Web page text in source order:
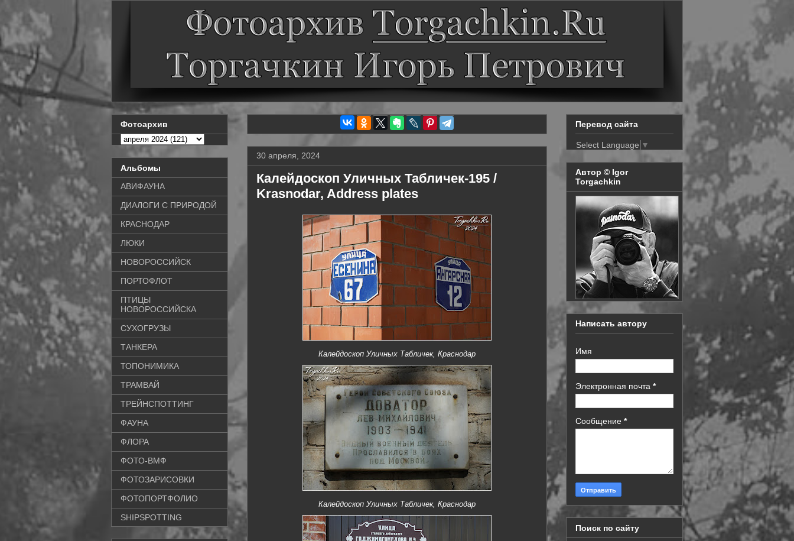
30 апреля, 2024
Калейдоскоп Уличных Табличек-195 /
Krasnodar, Address plates
Калейдоскоп Уличных Табличек, Краснодар
Калейдоскоп Уличных Табличек, Краснодар
Фотоархив
Альбомы
АВИФАУНА
ДИАЛОГИ С ПРИРОДОЙ
КРАСНОДАР
ЛЮКИ
НОВОРОССИЙСК
ПОРТОФЛОТ
ПТИЦЫ
НОВОРОССИЙСКА
СУХОГРУЗЫ
ТАНКЕРА
ТОПОНИМИКА
ТРАМВАЙ
ТРЕЙНСПОТТИНГ
ФАУНА
ФЛОРА
ФОТО-ВМФ
ФОТОЗАРИСОВКИ
ФОТОПОРТФОЛИО
SHIPSPOTTING
Перевод сайта
Select Language ▼
Автор © Igor
Torgachkin
Написать автору
Имя
Электронная почта *
Сообщение *
Поиск по сайту